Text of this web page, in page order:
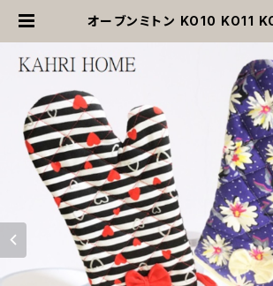
オーブンミトン KO10 KO11
母の日 プレゼント 贈り物 返
可 | MOANA